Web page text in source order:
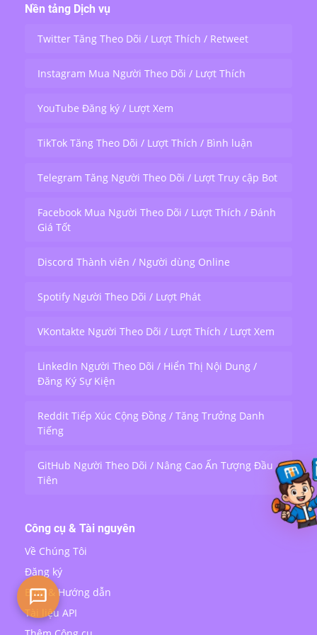
Nền tảng Dịch vụ
Twitter Tăng Theo Dõi / Lượt Thích / Retweet
Instagram Mua Người Theo Dõi / Lượt Thích
YouTube Đăng ký / Lượt Xem
TikTok Tăng Theo Dõi / Lượt Thích / Bình luận
Telegram Tăng Người Theo Dõi / Lượt Truy cập Bot
Facebook Mua Người Theo Dõi / Lượt Thích / Đánh
Giá Tốt
Discord Thành viên / Người dùng Online
Spotify Người Theo Dõi / Lượt Phát
VKontakte Người Theo Dõi / Lượt Thích / Lượt Xem
LinkedIn Người Theo Dõi / Hiển Thị Nội Dung /
Đăng Ký Sự Kiện
Reddit Tiếp Xúc Cộng Đồng / Tăng Trưởng Danh
Tiếng
GitHub Người Theo Dõi / Nâng Cao Ấn Tượng Đầu
Tiên
Công cụ & Tài nguyên
Về Chúng Tôi
Đăng ký
Blog & Hướng dẫn
Tài liệu API